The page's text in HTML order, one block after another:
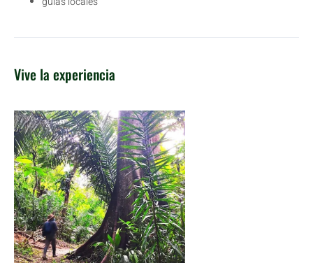
Vive la experiencia